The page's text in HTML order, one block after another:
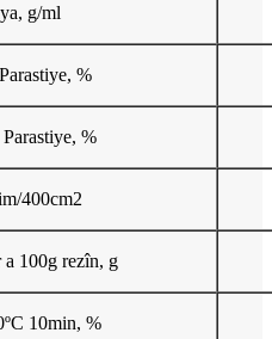
g/ml
%
%
400cm2
100g rezîn, g
10min, %